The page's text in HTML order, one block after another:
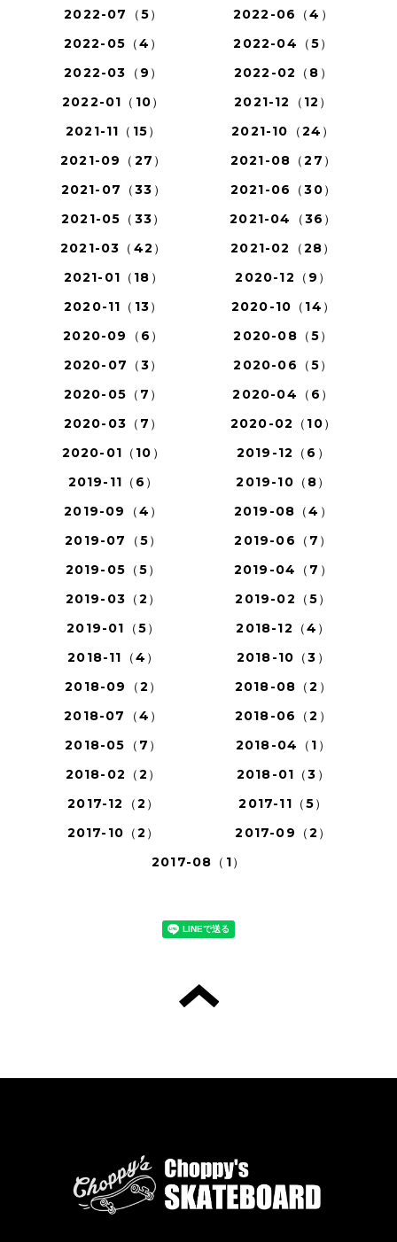
2022-07（5）
2022-06（4）
2022-05（4）
2022-04（5）
2022-03（9）
2022-02（8）
2022-01（10）
2021-12（12）
2021-11（15）
2021-10（24）
2021-09（27）
2021-08（27）
2021-07（33）
2021-06（30）
2021-05（33）
2021-04（36）
2021-03（42）
2021-02（28）
2021-01（18）
2020-12（9）
2020-11（13）
2020-10（14）
2020-09（6）
2020-08（5）
2020-07（3）
2020-06（5）
2020-05（7）
2020-04（6）
2020-03（7）
2020-02（10）
2020-01（10）
2019-12（6）
2019-11（6）
2019-10（8）
2019-09（4）
2019-08（4）
2019-07（5）
2019-06（7）
2019-05（5）
2019-04（7）
2019-03（2）
2019-02（5）
2019-01（5）
2018-12（4）
2018-11（4）
2018-10（3）
2018-09（2）
2018-08（2）
2018-07（4）
2018-06（2）
2018-05（7）
2018-04（1）
2018-02（2）
2018-01（3）
2017-12（2）
2017-11（5）
2017-10（2）
2017-09（2）
2017-08（1）